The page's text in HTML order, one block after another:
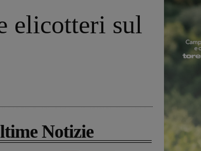
elicotteri sul
Notizie